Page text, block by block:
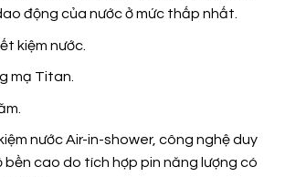
động của nước ở mức thấp nhất.
kiệm nước.
mạ Titan.
nước Air-in-shower, công nghệ duy
bền cao do tích hợp pin năng lượng có